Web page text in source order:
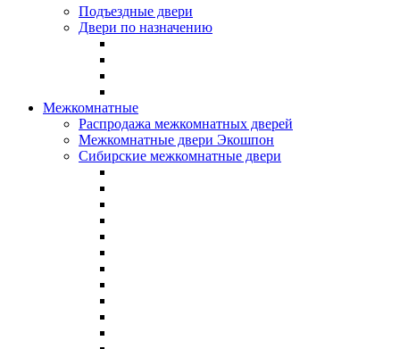
Подъездные двери
Двери по назначению
Межкомнатные
Распродажа межкомнатных дверей
Межкомнатные двери Экошпон
Сибирские межкомнатные двери